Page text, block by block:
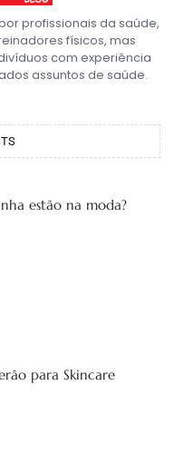
profissionais da saúde,
físicos, mas
com experiência
assuntos de saúde.
estão na moda?
para Skincare